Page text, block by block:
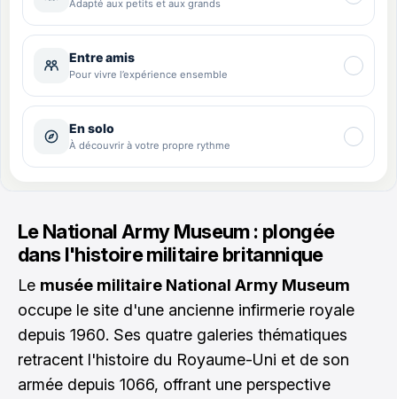
Le National Army Museum : plongée
dans l'histoire militaire britannique
Le musée militaire National Army Museum
occupe le site d'une ancienne infirmerie royale
depuis 1960. Ses quatre galeries thématiques
retracent l'histoire du Royaume-Uni et de son
armée depuis 1066, offrant une perspective